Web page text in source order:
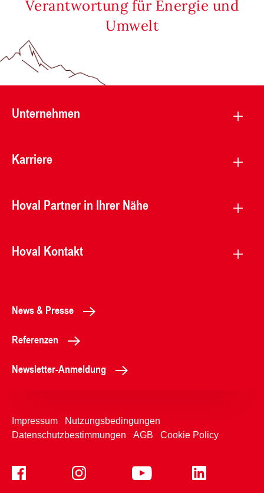
Verantwortung für Energie und
Umwelt
Unternehmen
Karriere
Hoval Partner in Ihrer Nähe
Hoval Kontakt
News & Presse
Referenzen
Newsletter-Anmeldung
Impressum
Nutzungsbedingungen
Datenschutzbestimmungen
AGB Cookie Policy